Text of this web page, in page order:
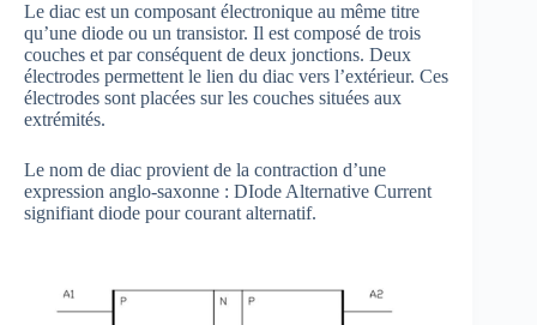
Le diac est un composant électronique au même titre
qu’une diode ou un transistor. Il est composé de trois
couches et par conséquent de deux jonctions. Deux
électrodes permettent le lien du diac vers l’extérieur. Ces
électrodes sont placées sur les couches situées aux
extrémités.
Le nom de diac provient de la contraction d’une
expression anglo-saxonne : DIode Alternative Current
signifiant diode pour courant alternatif.